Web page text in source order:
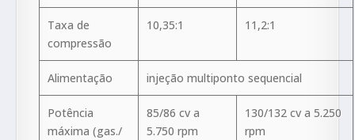
Taxa de
compressão
10,35:1 11,2:1
Alimentação injeção multiponto sequencial
Potência
máxima (gas./
85/86 cv a
5.750 rpm
130/132 cv a 5.250
rpm